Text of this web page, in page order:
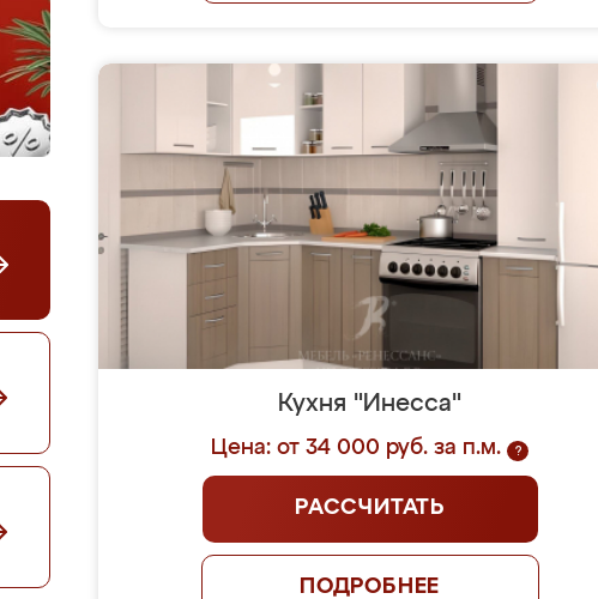
Кухня "Инесса"
Цена: от 34 000 руб. за п.м. ?
РАССЧИТАТЬ
ПОДРОБНЕЕ